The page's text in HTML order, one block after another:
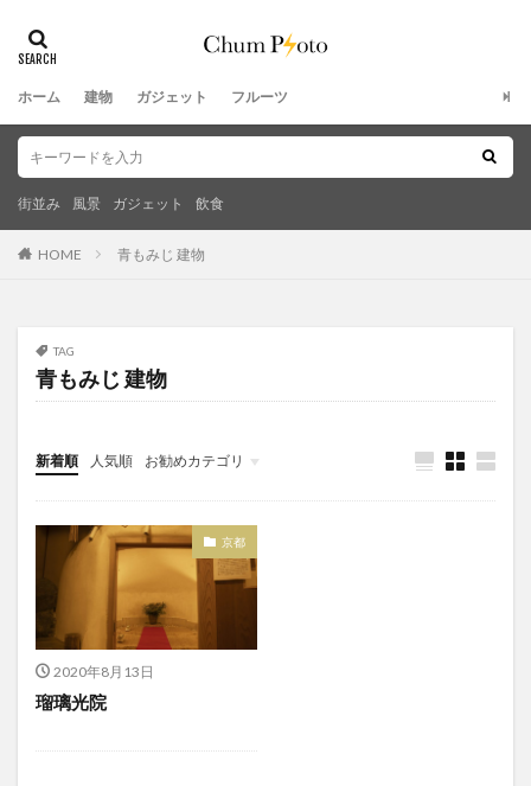
ホーム 建物 ガジェット フルーツ
街並み 風景 ガジェット 飲食
HOME 青もみじ 建物
TAG
青もみじ 建物
新着順 人気順 お勧めカテゴリ
未分類
京都
2020年8月13日
瑠璃光院